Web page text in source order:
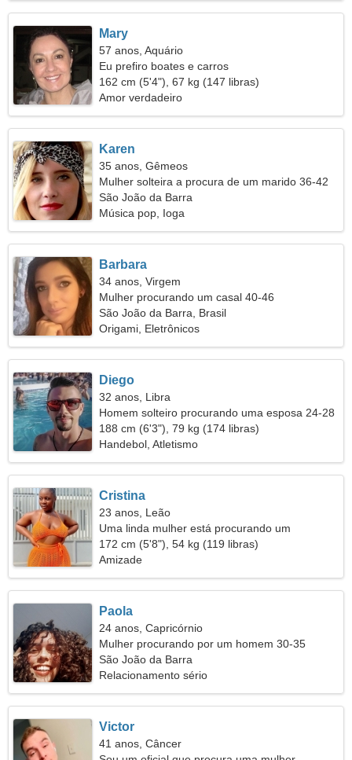
Mary
57 anos, Aquário
Eu prefiro boates e carros
162 cm (5'4"), 67 kg (147 libras)
Amor verdadeiro
Karen
35 anos, Gêmeos
Mulher solteira a procura de um marido 36-42
São João da Barra
Música pop, Ioga
Barbara
34 anos, Virgem
Mulher procurando um casal 40-46
São João da Barra, Brasil
Origami, Eletrônicos
Diego
32 anos, Libra
Homem solteiro procurando uma esposa 24-28
188 cm (6'3"), 79 kg (174 libras)
Handebol, Atletismo
Cristina
23 anos, Leão
Uma linda mulher está procurando um
relacionamento
172 cm (5'8"), 54 kg (119 libras)
Amizade
Paola
24 anos, Capricórnio
Mulher procurando por um homem 30-35
São João da Barra
Relacionamento sério
Victor
41 anos, Câncer